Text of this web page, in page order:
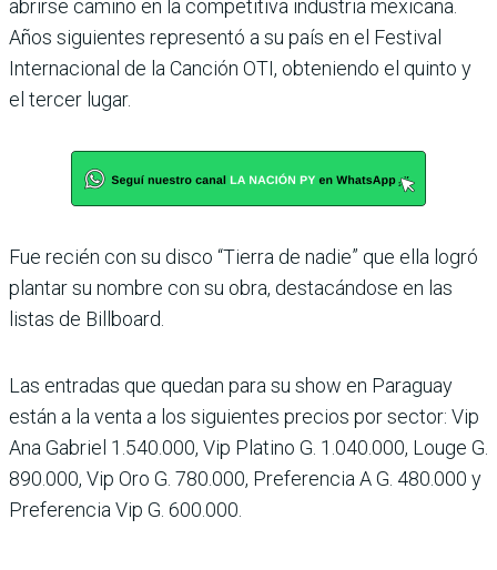
abrirse camino en la competitiva industria mexicana.
Años siguientes representó a su país en el Festival
Internacional de la Canción OTI, obteniendo el quinto y
el tercer lugar.
Fue recién con su disco “Tierra de nadie” que ella logró
plantar su nombre con su obra, destacándose en las
listas de Billboard.
Las entradas que quedan para su show en Paraguay
están a la venta a los siguientes precios por sector: Vip
Ana Gabriel 1.540.000, Vip Platino G. 1.040.000, Louge G.
890.000, Vip Oro G. 780.000, Preferencia A G. 480.000 y
Preferencia Vip G. 600.000.